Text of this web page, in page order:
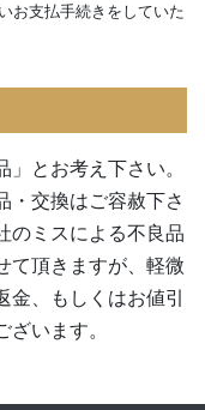
お支払手続きをしていた
とお考え下さい。
・交換はご容赦下さ
のミスによる不良品
て頂きますが、軽微
、もしくはお値引
います。